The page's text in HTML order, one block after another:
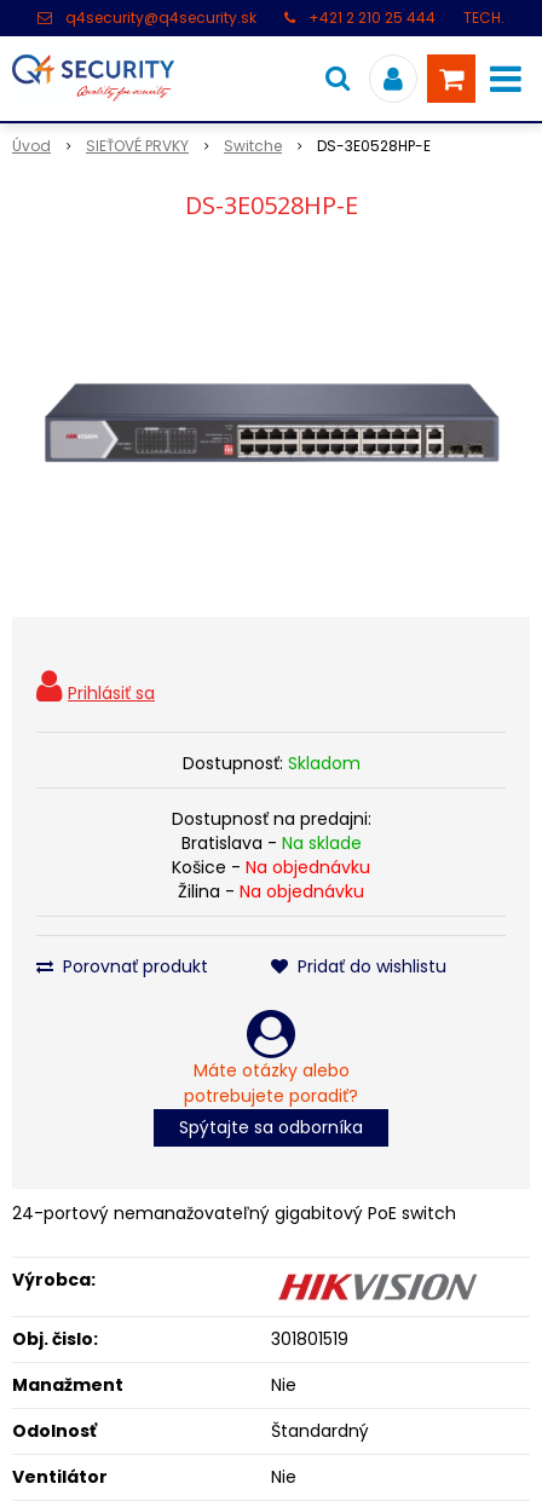
q4security@q4security.sk +421 2 210 25 444
TECH.
Úvod SIEŤOVÉ PRVKY Switche DS-3E0528HP-E
DS-3E0528HP-E
Dostupnosť: Skladom
Dostupnosť na predajni:
Bratislava - Na sklade
Košice - Na objednávku
Žilina - Na objednávku
Porovnať produkt Pridať do wishlistu
Máte otázky alebo
potrebujete poradiť?
Spýtajte sa odborníka
24-portový nemanažovateľný gigabitový PoE switch
Výrobca:
Obj. čislo:
301801519
Manažment
Nie
Odolnosť
Štandardný
Ventilátor
Nie